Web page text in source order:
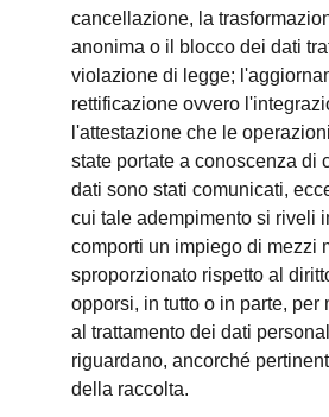
cancellazione, la
anonima o il blocco dei dati
violazione di legge;
rettificazione ovvero
l'attestazione che le
state portate a conoscenza di
dati sono stati comunicati,
cui tale adempimento si riveli
comporti un impiego di mezzi
sproporzionato rispetto al
opporsi, in tutto o in parte, per
al trattamento dei dati
riguardano, ancorché
della raccolta.